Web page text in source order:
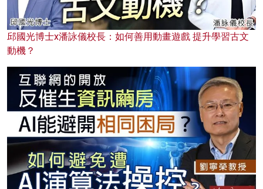
邱國光博士x潘詠儀校長：如何善用動畫遊戲 提升學習古文
動機？